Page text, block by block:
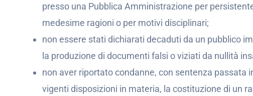
presso una Pubblica Amministrazione per
medesime ragioni o per motivi disciplinari;
non essere stati dichiarati decaduti da un pubblico
la produzione di documenti falsi o viziati da nullità
non aver riportato condanne, con sentenza passata
vigenti disposizioni in materia, la costituzione di un